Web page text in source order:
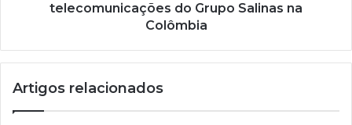
telecomunicações do Grupo Salinas na
Colômbia
Artigos relacionados